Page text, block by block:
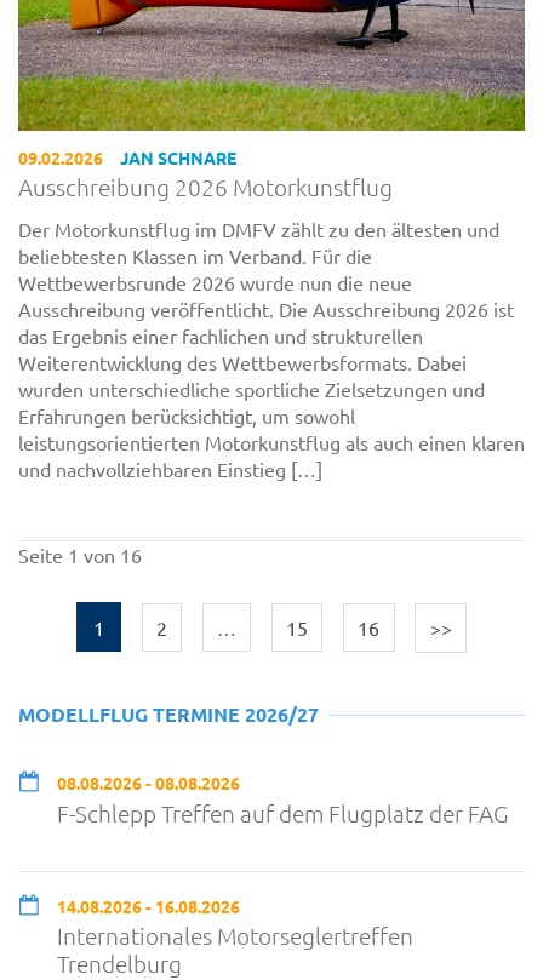
09.02.2026 JAN SCHNARE
Ausschreibung 2026 Motorkunstflug
Der Motorkunstflug im DMFV zählt zu den ältesten und
beliebtesten Klassen im Verband. Für die
Wettbewerbsrunde 2026 wurde nun die neue
Ausschreibung veröffentlicht. Die Ausschreibung 2026 ist
das Ergebnis einer fachlichen und strukturellen
Weiterentwicklung des Wettbewerbsformats. Dabei
wurden unterschiedliche sportliche Zielsetzungen und
Erfahrungen berücksichtigt, um sowohl
leistungsorientierten Motorkunstflug als auch einen klaren
und nachvollziehbaren Einstieg […]
Seite 1 von 16
1 2 15 16 >>
MODELLFLUG TERMINE 2026/27
08.08.2026 - 08.08.2026
F-Schlepp Treffen auf dem Flugplatz der FAG
14.08.2026 - 16.08.2026
Internationales Motorseglertreffen
Trendelburg